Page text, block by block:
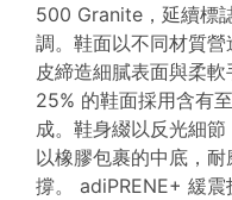
500 Granite，延續標
調。鞋面以不同材質
皮締造細膩表面與柔軟
25% 的鞋面採用含有
成。鞋身綴以反光細
以橡膠包裹的中底，
撐。 adiPRENE+ 緩